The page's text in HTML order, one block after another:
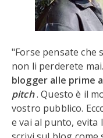
"Forse pensate che
non li perderete mai.
blogger alle prime
pitch. Questo è il
vostro pubblico.
e vai al punto, evita